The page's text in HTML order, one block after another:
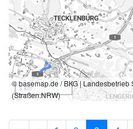
3 km
© basemap.de / BKG |
(Straßen.NRW)